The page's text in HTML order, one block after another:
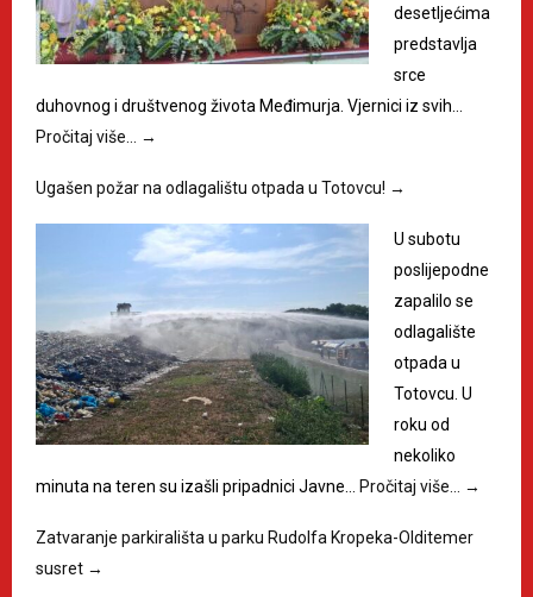
desetljećima
predstavlja
srce
duhovnog i društvenog života Međimurja. Vjernici iz svih…
Pročitaj više…
→
Ugašen požar na odlagalištu otpada u Totovcu! →
U subotu
poslijepodne
zapalilo se
odlagalište
otpada u
Totovcu. U
roku od
nekoliko
minuta na teren su izašli pripadnici Javne…
Pročitaj više… →
Zatvaranje parkirališta u parku Rudolfa Kropeka-Olditemer
susret →